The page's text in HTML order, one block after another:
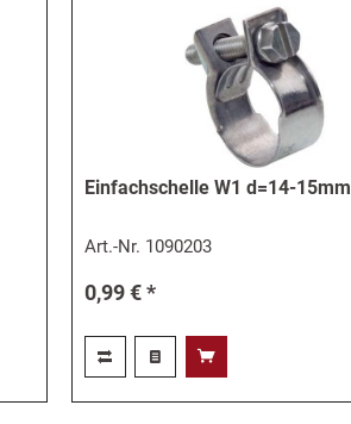
Einfachschelle W1 d=14-15mm
Art.-Nr. 1090203
0,99 € *